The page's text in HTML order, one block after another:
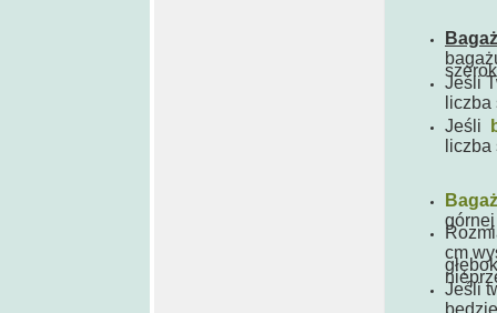
Jeśli
liczba
Jeśli
liczba
górnej
cm
Jeśli